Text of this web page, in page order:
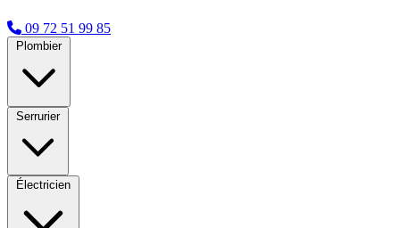
09 72 51 99 85
Plombier
Serrurier
Électricien